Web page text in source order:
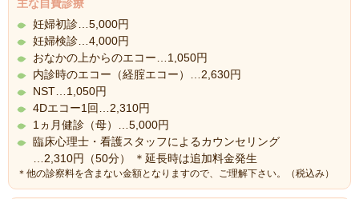
主な自費診療
妊婦初診…5,000円
妊婦検診…4,000円
おなかの上からのエコー…1,050円
内診時のエコー（経腟エコー）…2,630円
NST…1,050円
4Dエコー1回…2,310円
1ヵ月健診（母）…5,000円
臨床心理士・看護スタッフによるカウンセリング
…2,310円（50分） ＊延長時は追加料金発生
＊他の診察料を含まない金額となりますので、ご理解下さい。（税込み）